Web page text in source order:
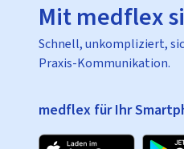
Mit medflex
Schnell, unkompliziert,
Praxis-Kommunikation.
medflex für Ihr